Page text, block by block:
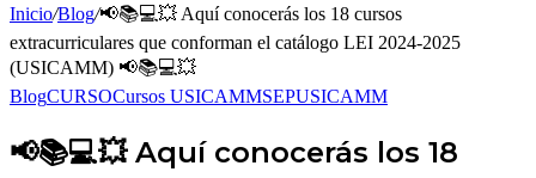
Inicio/Blog/📢📚💻💥 Aquí conocerás los 18 cursos
extracurriculares que conforman el catálogo LEI 2024-2025
(USICAMM) 📢📚💻💥
BlogCURSOCursos USICAMMSEPUSICAMM
📢📚💻💥 Aquí conocerás los 18